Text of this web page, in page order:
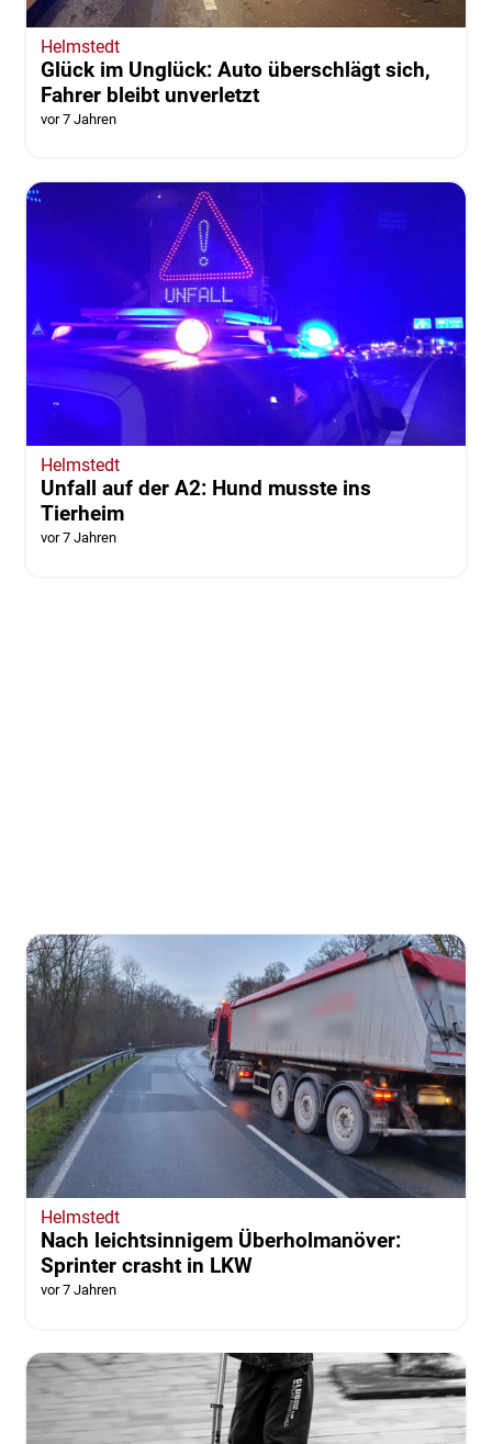
Helmstedt
Glück im Unglück: Auto überschlägt sich,
Fahrer bleibt unverletzt
vor 7 Jahren
Helmstedt
Unfall auf der A2: Hund musste ins
Tierheim
vor 7 Jahren
Helmstedt
Nach leichtsinnigem Überholmanöver:
Sprinter crasht in LKW
vor 7 Jahren